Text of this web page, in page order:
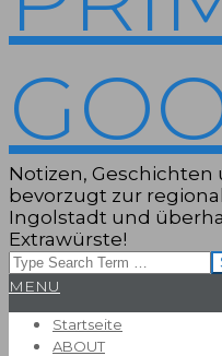
Notizen,
bevorzugt zur
Ingolstadt und
Extrawürste!
Search
Primary
Menu
MENU
Startseite
ABOUT